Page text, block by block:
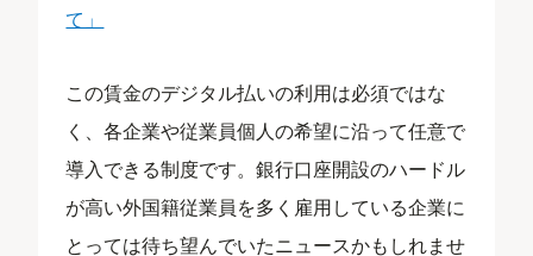
て」
この賃金のデジタル払いの利用は必須ではな
く、各企業や従業員個人の希望に沿って任意で
導入できる制度です。銀行口座開設のハードル
が高い外国籍従業員を多く雇用している企業に
とっては待ち望んでいたニュースかもしれませ